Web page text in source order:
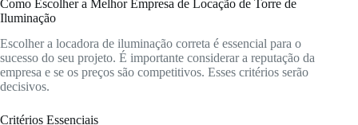
Como Escolher a Melhor Empresa de Locação de Torre de
Iluminação
Escolher a locadora de iluminação correta é essencial para o
sucesso do seu projeto. É importante considerar a reputação da
empresa e se os preços são competitivos. Esses critérios serão
decisivos.
Critérios Essenciais